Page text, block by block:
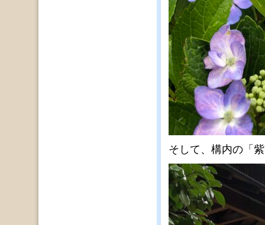
そして、構内の「